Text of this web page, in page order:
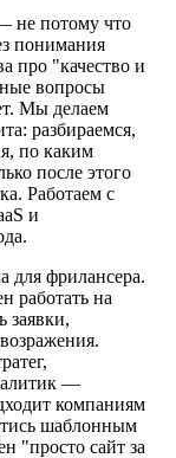
не потому что
понимания
про "качество и
вопросы
Мы делаем
разбираемся,
по каким
после этого
Работаем с
и
для фрилансера.
работать на
заявки,
—
компаниям
шаблонным
"просто сайт за